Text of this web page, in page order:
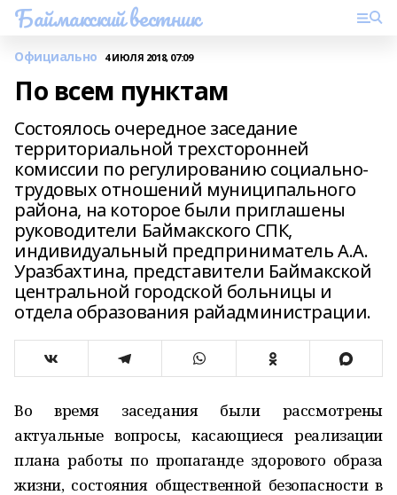
Баймакский вестник
Официально 4 ИЮЛЯ 2018, 07:09
По всем пунктам
Состоялось очередное заседание
территориальной трехсторонней
комиссии по регулированию социально-
трудовых отношений муниципального
района, на которое были приглашены
руководители Баймакского СПК,
индивидуальный предприниматель А.А.
Уразбахтина, представители Баймакской
центральной городской больницы и
отдела образования райадминистрации.
Во время заседания были рассмотрены
актуальные вопросы, касающиеся реализации
плана работы по пропаганде здорового образа
жизни, состояния общественной безопасности в